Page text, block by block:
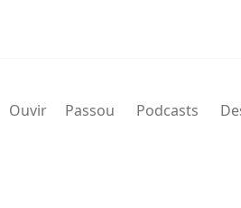
Ouvir Passou Podcasts